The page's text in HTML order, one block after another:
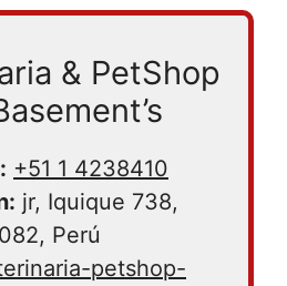
& PetShop
+51 1 4238410
jr, Iquique 738,
Perú
petshop-